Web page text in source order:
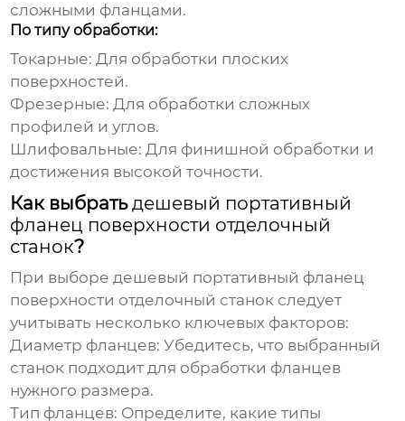
сложными фланцами.
По типу обработки:
Токарные: Для обработки плоских
поверхностей.
Фрезерные: Для обработки сложных
профилей и углов.
Шлифовальные: Для финишной обработки и
достижения высокой точности.
Как выбратьдешевый портативный
фланец поверхности отделочный
станок?
При выборедешевый портативный фланец
поверхности отделочный станок следует
учитывать несколько ключевых факторов:
Диаметр фланцев: Убедитесь, что выбранный
станок подходит для обработки фланцев
нужного размера.
Тип фланцев: Определите, какие типы